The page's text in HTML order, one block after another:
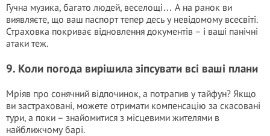
Гучна музика, багато людей, веселощі… А на ранок ви
виявляєте, що ваш паспорт тепер десь у невідомому всесвіті.
Страховка покриває відновлення документів – і ваші панічні
атаки теж.
9. Коли погода вирішила зіпсувати всі ваші плани
Мріяв про сонячний відпочинок, а потрапив у тайфун? Якщо
ви застраховані, можете отримати компенсацію за скасовані
тури, а поки – знайомитися з місцевими жителями в
найближчому барі.